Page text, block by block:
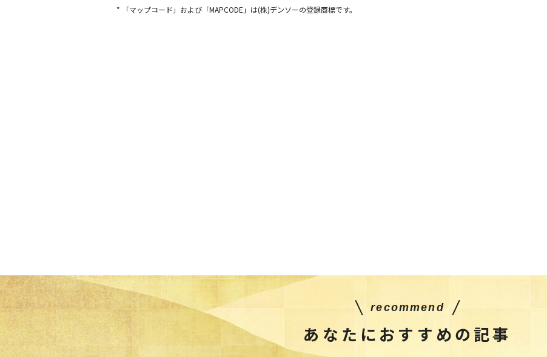
* 「マップコード」および「MAPCODE」は(株)デンソーの登録商標です。
recommend
あなたにおすすめの記事